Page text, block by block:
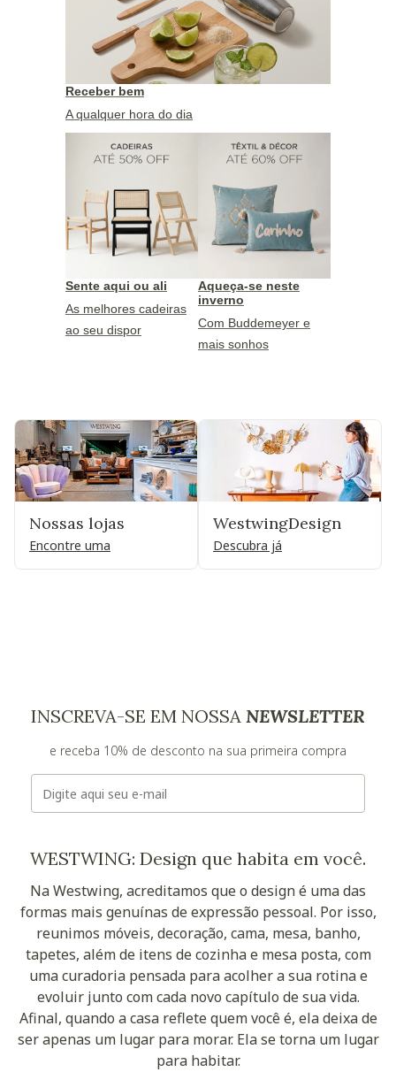
Receber bem
A qualquer hora do dia
Sente aqui ou ali
As melhores cadeiras
ao seu dispor
Aqueça-se neste
inverno
Com Buddemeyer e
mais sonhos
Nossas lojas
Encontre uma
WestwingDesign
Descubra já
INSCREVA-SE EM NOSSA NEWSLETTER
e receba 10% de desconto na sua primeira compra
WESTWING: Design que habita em você.
Na Westwing, acreditamos que o design é uma das
formas mais genuínas de expressão pessoal. Por isso,
reunimos móveis, decoração, cama, mesa, banho,
tapetes, além de itens de cozinha e mesa posta, com
uma curadoria pensada para acolher a sua rotina e
evoluir junto com cada novo capítulo de sua vida.
Afinal, quando a casa reflete quem você é, ela deixa de
ser apenas um lugar para morar. Ela se torna um lugar
para habitar.